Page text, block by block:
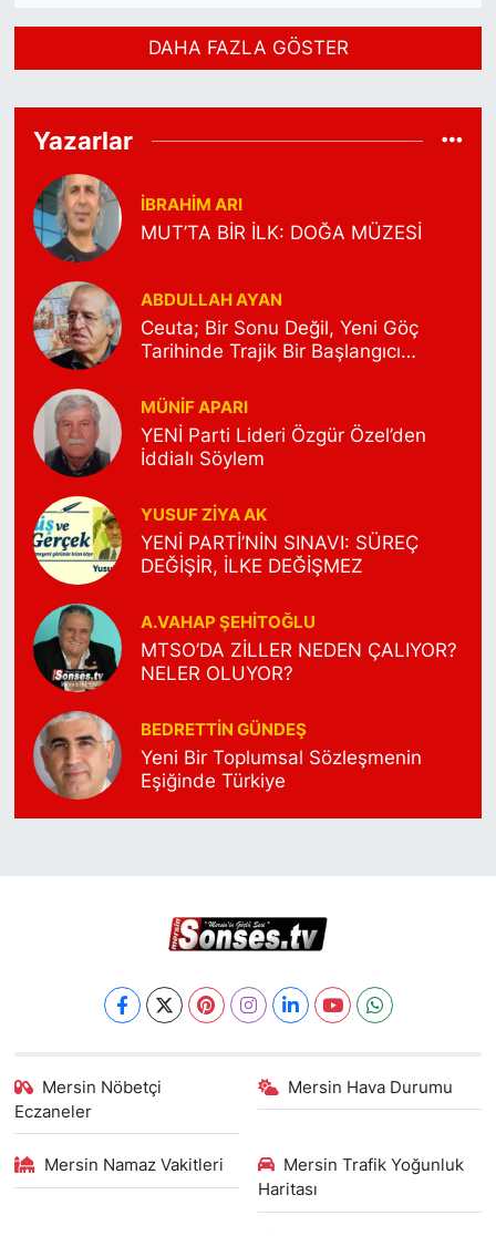
DAHA FAZLA GÖSTER
Yazarlar
İBRAHIM ARI
MUT’TA BİR İLK: DOĞA MÜZESİ
ABDULLAH AYAN
Ceuta; Bir Sonu Değil, Yeni Göç
Tarihinde Trajik Bir Başlangıcı
MÜNIF APARI
YENİ Parti Lideri Özgür Özel’den
İddialı Söylem
YUSUF ZIYA AK
YENİ PARTİ’NİN SINAVI: SÜREÇ
DEĞİŞİR, İLKE DEĞİŞMEZ
A.VAHAP ŞEHITOĞLU
MTSO’DA ZİLLER NEDEN ÇALIYOR?
NELER OLUYOR?
BEDRETTIN GÜNDEŞ
Yeni Bir Toplumsal Sözleşmenin
Eşiğinde Türkiye
Mersin Nöbetçi
Eczaneler
Mersin Hava Durumu
Mersin Namaz Vakitleri
Mersin Trafik Yoğunluk
Haritası